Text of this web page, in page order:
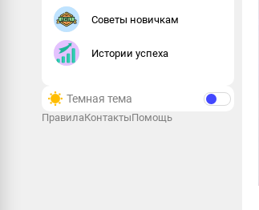
Советы новичкам
Истории успеха
Темная тема
ПравилаКонтактыПомощь